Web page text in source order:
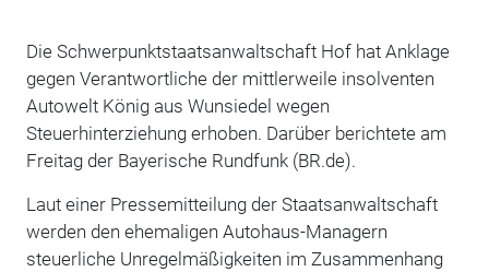
Die Schwerpunktstaatsanwaltschaft Hof hat Anklage
gegen Verantwortliche der mittlerweile insolventen
Autowelt König aus Wunsiedel wegen
Steuerhinterziehung erhoben. Darüber berichtete am
Freitag der Bayerische Rundfunk (BR.de).
Laut einer Pressemitteilung der Staatsanwaltschaft
werden den ehemaligen Autohaus-Managern
steuerliche Unregelmäßigkeiten im Zusammenhang